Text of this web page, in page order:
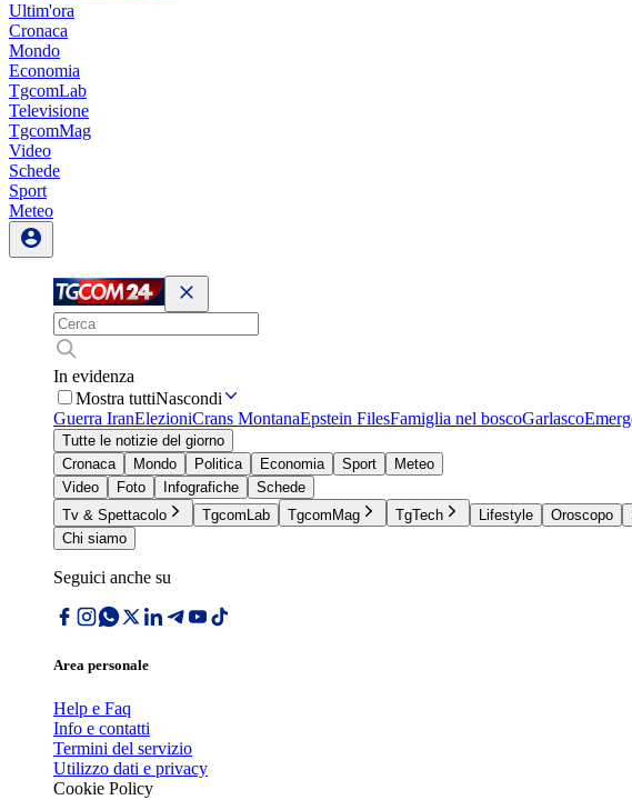
Ultim'ora
Cronaca
Mondo
Economia
TgcomLab
Televisione
TgcomMag
Video
Schede
Sport
Meteo
In evidenza
Mostra tuttiNascondi
Guerra IranElezioniCrans MontanaEpstein FilesFamiglia nel boscoGarlasco
Tutte le notizie del giorno
Cronaca
Mondo Politica Economia Sport
Meteo
Video
Foto Infografiche
Schede
Tv & Spettacolo
TgcomLab TgcomMag TgTech Lifestyle Oroscopo
Chi siamo
Seguici anche su
Area personale
Help e Faq
Info e contatti
Termini del servizio
Utilizzo dati e privacy
Cookie Policy